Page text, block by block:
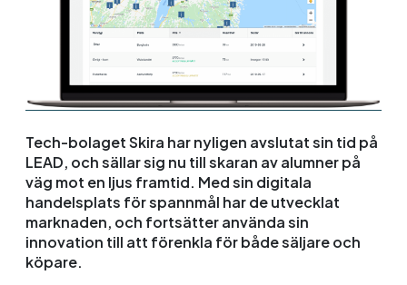
Tech-bolaget Skira har nyligen avslutat sin tid på
LEAD, och sällar sig nu till skaran av alumner på
väg mot en ljus framtid. Med sin digitala
handelsplats för spannmål har de utvecklat
marknaden, och fortsätter använda sin
innovation till att förenkla för både säljare och
köpare.